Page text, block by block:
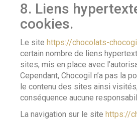
8. Liens
cookies.
Le site https://chocolats-
certain nombre de liens
sites, mis en place avec
Cependant, Chocogil n’a pas la
le contenu des sites ainsi
conséquence aucune
La navigation sur le site https://